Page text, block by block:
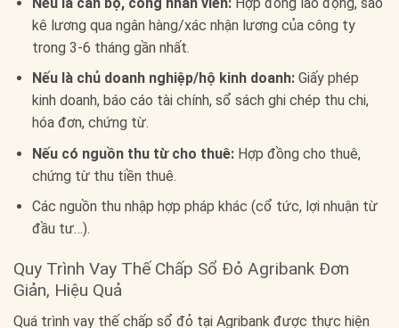
kê lương qua ngân hàng/xác nhận lương của công ty
trong 3-6 tháng gần nhất.
Nếu là chủ doanh nghiệp/hộ kinh doanh:Giấy phép
kinh doanh, báo cáo tài chính, sổ sách ghi chép thu chi,
hóa đơn, chứng từ.
Nếu có nguồn thu từ cho thuê:Hợp đồng cho thuê,
chứng từ thu tiền thuê.
Các nguồn thu nhập hợp pháp khác (cổ tức, lợi nhuận từ
đầu tư…).
Quy Trình Vay Thế Chấp Sổ Đỏ Agribank Đơn
Giản, Hiệu Quả
Quá trình vay thế chấp sổ đỏ tại Agribank được thực hiện